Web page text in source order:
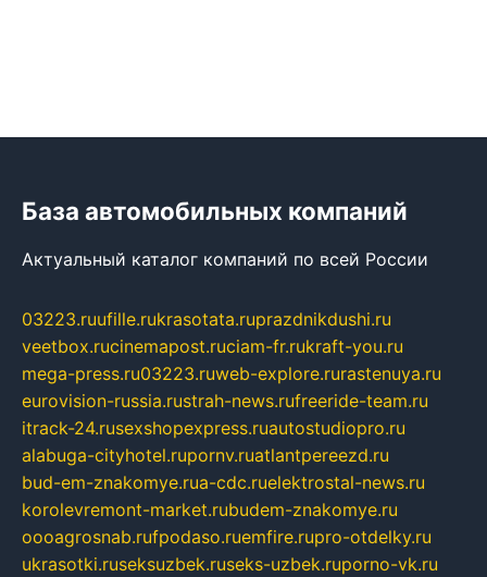
База автомобильных компаний
Актуальный каталог компаний по всей России
03223.ruufille.rukrasotata.ruprazdnikdushi.ru
veetbox.rucinemapost.ruciam-fr.rukraft-you.ru
mega-press.ru03223.ruweb-explore.rurastenuya.ru
eurovision-russia.rustrah-news.rufreeride-team.ru
itrack-24.rusexshopexpress.ruautostudiopro.ru
alabuga-cityhotel.rupornv.ruatlantpereezd.ru
bud-em-znakomye.rua-cdc.ruelektrostal-news.ru
korolevremont-market.rubudem-znakomye.ru
oooagrosnab.rufpodaso.ruemfire.rupro-otdelky.ru
ukrasotki.ruseksuzbek.ruseks-uzbek.ruporno-vk.ru